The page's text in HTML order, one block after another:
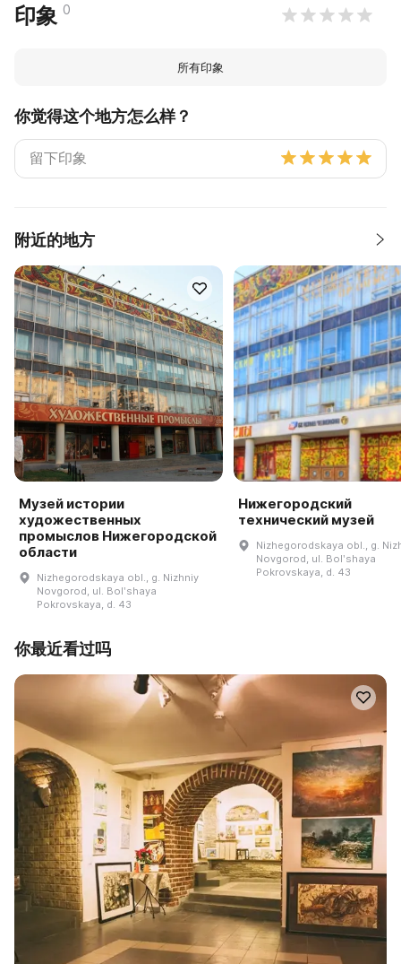
印象 0
所有印象
你觉得这个地方怎么样？
附近的地方
Музей истории
художественных
промыслов Нижегородской
области
Nizhegorodskaya obl., g. Nizhniy
Novgorod, ul. Bolʹshaya
Pokrovskaya, d. 43
Нижегородский
технический музей
Nizhegorodskaya obl., g.
Novgorod, ul. Bolʹshaya
Pokrovskaya, d. 43
你最近看过吗